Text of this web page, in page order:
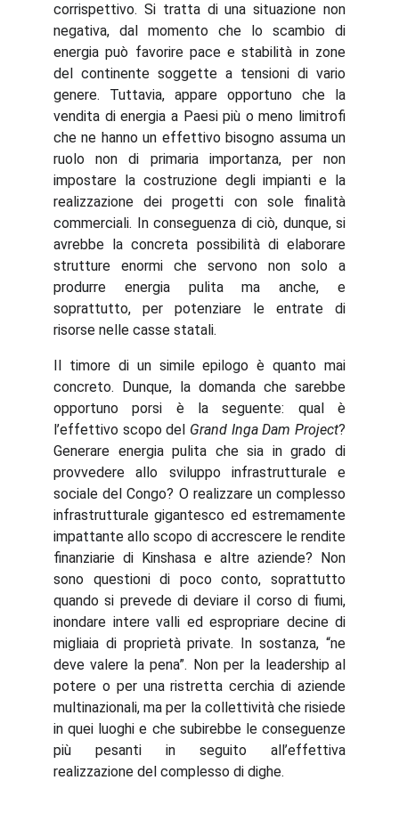
corrispettivo. Si tratta di una situazione non
negativa, dal momento che lo scambio di
energia può favorire pace e stabilità in zone
del continente soggette a tensioni di vario
genere. Tuttavia, appare opportuno che la
vendita di energia a Paesi più o meno limitrofi
che ne hanno un effettivo bisogno assuma un
ruolo non di primaria importanza, per non
impostare la costruzione degli impianti e la
realizzazione dei progetti con sole finalità
commerciali. In conseguenza di ciò, dunque, si
avrebbe la concreta possibilità di elaborare
strutture enormi che servono non solo a
produrre energia pulita ma anche, e
soprattutto, per potenziare le entrate di
risorse nelle casse statali.
Il timore di un simile epilogo è quanto mai
concreto. Dunque, la domanda che sarebbe
opportuno porsi è la seguente: qual è
l’effettivo scopo del Grand Inga Dam Project?
Generare energia pulita che sia in grado di
provvedere allo sviluppo infrastrutturale e
sociale del Congo? O realizzare un complesso
infrastrutturale gigantesco ed estremamente
impattante allo scopo di accrescere le rendite
finanziarie di Kinshasa e altre aziende? Non
sono questioni di poco conto, soprattutto
quando si prevede di deviare il corso di fiumi,
inondare intere valli ed espropriare decine di
migliaia di proprietà private. In sostanza, “ne
deve valere la pena”. Non per la leadership al
potere o per una ristretta cerchia di aziende
multinazionali, ma per la collettività che risiede
in quei luoghi e che subirebbe le conseguenze
più pesanti in seguito all’effettiva
realizzazione del complesso di dighe.